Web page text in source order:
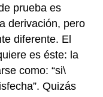
prueba es
derivación, pero
diferente. El
es éste: la
como: “si\
Quizás